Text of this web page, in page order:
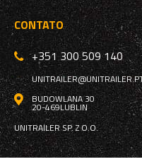
CONTATO
+351 300 509 140
BUDOWLANA 30
20-469LUBLIN
UNITRAILER SP. Z O.O.